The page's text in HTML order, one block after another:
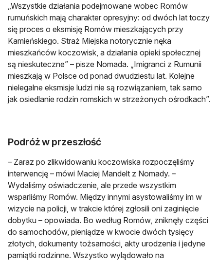
„Wszystkie działania podejmowane wobec Romów
rumuńskich mają charakter opresyjny: od dwóch lat toczy
się proces o eksmisję Romów mieszkających przy
Kamieńskiego. Straż Miejska notorycznie nęka
mieszkańców koczowisk, a działania opieki społecznej
są nieskuteczne” – pisze Nomada. „Imigranci z Rumunii
mieszkają w Polsce od ponad dwudziestu lat. Kolejne
nielegalne eksmisje ludzi nie są rozwiązaniem, tak samo
jak osiedlanie rodzin romskich w strzeżonych ośrodkach”.
Podróż w przeszłość
– Zaraz po zlikwidowaniu koczowiska rozpoczęliśmy
interwencję – mówi Maciej Mandelt z Nomady. –
Wydaliśmy oświadczenie, ale przede wszystkim
wsparliśmy Romów. Między innymi asystowaliśmy im w
wizycie na policji, w trakcie której zgłosili oni zaginięcie
dobytku – opowiada. Bo według Romów, zniknęły części
do samochodów, pieniądze w kwocie dwóch tysięcy
złotych, dokumenty tożsamości, akty urodzenia i jedyne
pamiątki rodzinne. Wszystko wylądowało na